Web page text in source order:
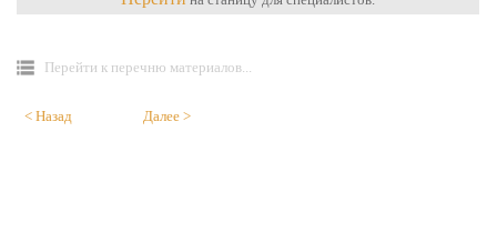
Перейти к перечню материалов...
< Назад Далее >